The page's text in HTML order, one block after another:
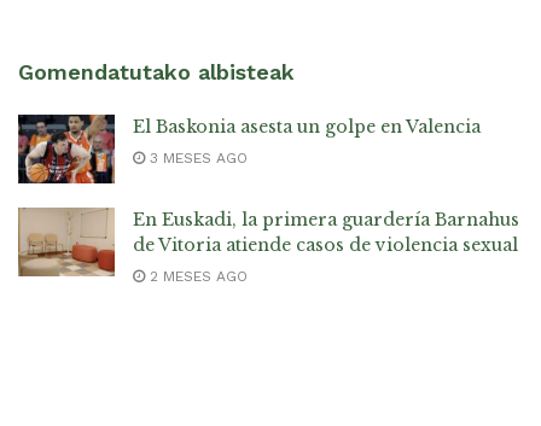
Gomendatutako albisteak
El Baskonia asesta un golpe en Valencia
3 MESES AGO
En Euskadi, la primera guardería Barnahus
de Vitoria atiende casos de violencia sexual
2 MESES AGO